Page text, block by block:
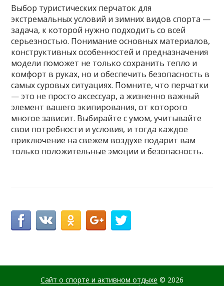
Выбор туристических перчаток для
экстремальных условий и зимних видов спорта —
задача, к которой нужно подходить со всей
серьезностью. Понимание основных материалов,
конструктивных особенностей и предназначения
модели поможет не только сохранить тепло и
комфорт в руках, но и обеспечить безопасность в
самых суровых ситуациях. Помните, что перчатки
— это не просто аксессуар, а жизненно важный
элемент вашего экипирования, от которого
многое зависит. Выбирайте с умом, учитывайте
свои потребности и условия, и тогда каждое
приключение на свежем воздухе подарит вам
только положительные эмоции и безопасность.
Сайт о спорте и активном отдыхе © 2026